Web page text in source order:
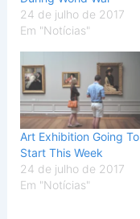
24 de julho de 2017
Em "Notícias"
Art Exhibition Going To
Start This Week
24 de julho de 2017
Em "Notícias"